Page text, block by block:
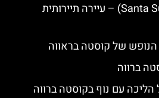
סנטה סוזנה (Santa Susanna) – עיירה תיירותית
הנופש של קוסטה בראווה
ברווה